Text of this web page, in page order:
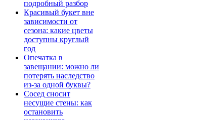
подробный разбор
Красивый букет вне
зависимости от
сезона: какие цветы
доступны круглый
год
Опечатка в
завещании: можно ли
потерять наследство
из-за одной буквы?
Сосед сносит
несущие стены: как
остановить